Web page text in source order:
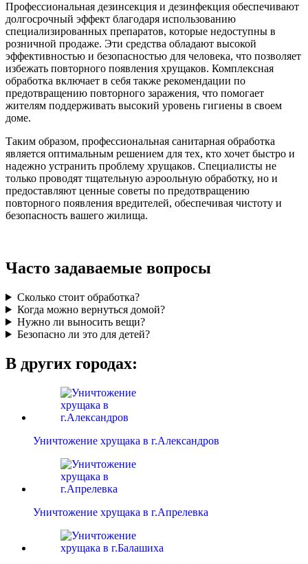
Профессиональная дезинсекция и дезинфекция обеспечивают
долгосрочный эффект благодаря использованию
специализированных препаратов, которые недоступны в
розничной продаже. Эти средства обладают высокой
эффективностью и безопасностью для человека, что позволяет
избежать повторного появления хрущаков. Комплексная
обработка включает в себя также рекомендации по
предотвращению повторного заражения, что помогает
жителям поддерживать высокий уровень гигиены в своем
доме.
Таким образом, профессиональная санитарная обработка
является оптимальным решением для тех, кто хочет быстро и
надежно устранить проблему хрущаков. Специалисты не
только проводят тщательную аэроольную обработку, но и
предоставляют ценные советы по предотвращению
повторного появления вредителей, обеспечивая чистоту и
безопасность вашего жилища.
Часто задаваемые вопросы
Сколько стоит обработка?
Когда можно вернуться домой?
Нужно ли выносить вещи?
Безопасно ли это для детей?
В других городах:
Уничтожение хрущака в г.Александров
Уничтожение хрущака в г.Апрелевка